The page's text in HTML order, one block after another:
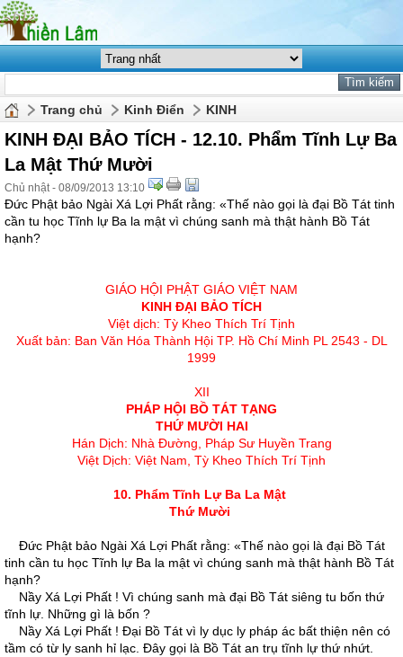
Trang chủ Kinh Điển KINH
KINH ĐẠI BẢO TÍCH - 12.10. Phẩm Tĩnh Lự Ba
La Mật Thứ Mười
Chủ nhật - 08/09/2013 13:10
Ðức Phật bảo Ngài Xá Lợi Phất rằng: «Thế nào gọi là đại Bồ Tát tinh
cần tu học Tĩnh lự Ba la mật vì chúng sanh mà thật hành Bồ Tát
hạnh?
GIÁO HỘI PHẬT GIÁO VIỆT NAM
KINH ÐẠI BẢO TÍCH
Việt dịch: Tỳ Kheo Thích Trí Tịnh
Xuất bản: Ban Văn Hóa Thành Hội TP. Hồ Chí Minh PL 2543 - DL
1999
XII
PHÁP HỘI BỒ TÁT TẠNG
THỨ MƯỜI HAI
Hán Dịch: Nhà Đường, Pháp Sư Huyền Trang
Việt Dịch: Việt Nam, Tỳ Kheo Thích Trí Tịnh
10. Phẩm Tĩnh Lự Ba La Mật
Thứ Mười
Ðức Phật bảo Ngài Xá Lợi Phất rằng: «Thế nào gọi là đại Bồ Tát
tinh cần tu học Tĩnh lự Ba la mật vì chúng sanh mà thật hành Bồ Tát
hạnh?
Nầy Xá Lợi Phất ! Vì chúng sanh mà đại Bồ Tát siêng tu bốn thứ
tĩnh lự. Những gì là bốn ?
Nầy Xá Lợi Phất ! Ðại Bồ Tát vì ly dục ly pháp ác bất thiện nên có
tầm có từ ly sanh hỉ lạc. Ðây gọi là Bồ Tát an trụ tĩnh lự thứ nhứt.